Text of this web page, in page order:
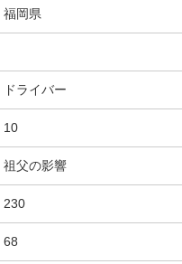
福岡県
ドライバー
10
祖父の影響
230
68